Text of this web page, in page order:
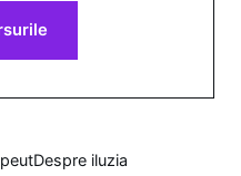
Despre iluzia